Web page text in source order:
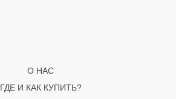
О НАС
ГДЕ И КАК КУПИТЬ?